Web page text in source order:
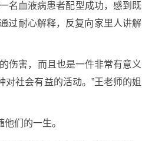
名血液病患者配型成功，感到既
过耐心解释，反复向家里人讲解
伤害，而且也是一件非常有意义
社会有益的活动。”王老师的姐
们的一生。